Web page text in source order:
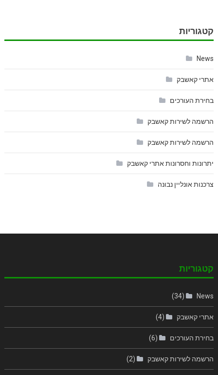
קטגוריות
News
אתרי קאשבק
בחירת העורכים
הרשמה לשירות קאשבק
הרשמה לשירות קאשבק
יתרונות וחסרונות אתרי קאשבק
צרכנות אונליין נבונה
קטגוריות
News
(34)
אתרי קאשבק (4)
בחירת העורכים (6)
הרשמה לשירות קאשבק (2)